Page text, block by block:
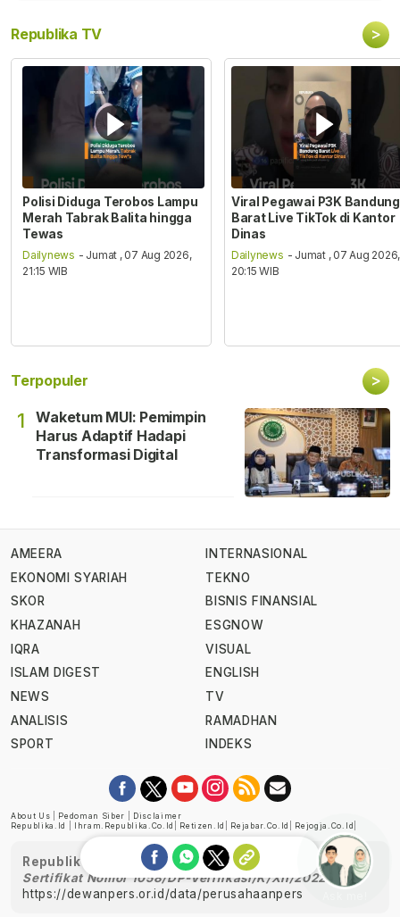
Republika TV >
Polisi Diduga Terobos Lampu
Merah Tabrak Balita hingga
Tewas
Dailynews - Jumat , 07 Aug 2026,
21:15 WIB
Viral Pegawai P3K Bandung
Barat Live TikTok di Kantor
Dinas
Dailynews - Jumat , 07 Aug 2026,
20:15 WIB
Terpopuler >
1
Waketum MUI: Pemimpin
Harus Adaptif Hadapi
Transformasi Digital
AMEERA
EKONOMI SYARIAH
SKOR
KHAZANAH
IQRA
ISLAM DIGEST
NEWS
ANALISIS
SPORT
INTERNASIONAL
TEKNO
BISNIS FINANSIAL
ESGNOW
VISUAL
ENGLISH
TV
RAMADHAN
INDEKS
About Us Pedoman Siber
Disclaimer
Republika.id
Ihram.republika.co.id Retizen.id Rejabar.co.id Rejogja.co.id
Republika telah diverifikasi oleh Dewan Pers
Sertifikat Nomor 1058/DP-Verifikasi/K/XII/2022
https://dewanpers.or.id/data/perusahaanpers